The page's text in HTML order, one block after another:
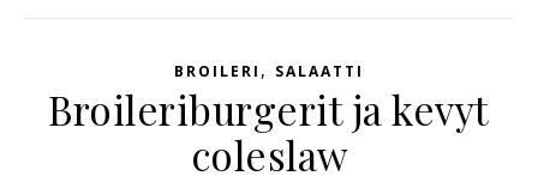
BROILERI , SALAATTI
Broileriburgerit ja kevyt
coleslaw